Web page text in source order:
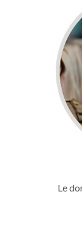
Le